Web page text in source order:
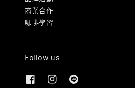
商業合作
咖啡學習
Follow us